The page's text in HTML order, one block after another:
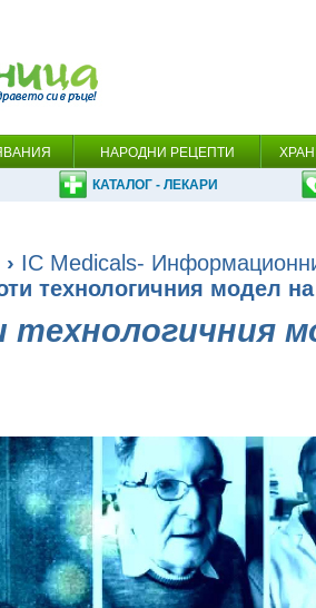
НАРОДНИ РЕЦЕПТИ
КАТАЛОГ - ЛЕКАРИ
› IC Medicals-
технологичния модел
технологичния